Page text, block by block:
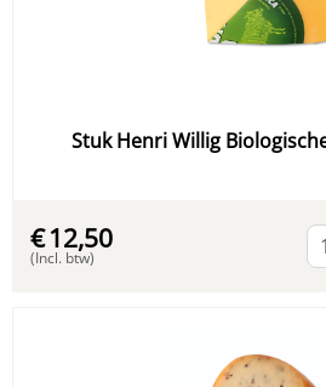
Stuk Henri Willig
€12,50
(Incl. btw)